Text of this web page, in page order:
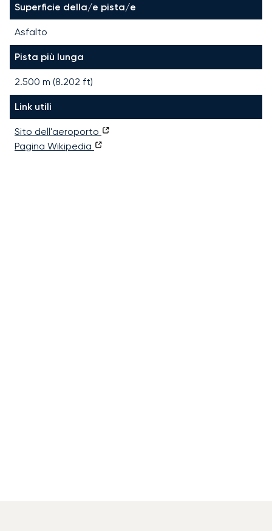
Superficie della/e pista/e
Asfalto
Pista più lunga
2.500 m (8.202 ft)
Link utili
Sito dell'aeroporto
Pagina Wikipedia